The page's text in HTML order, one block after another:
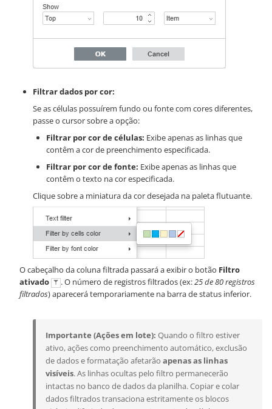
Filtrar dados por cor:
Se as células possuírem fundo ou fonte com cores diferentes,
passe o cursor sobre a opção:
Filtrar por cor de células: Exibe apenas as linhas que
contêm a cor de preenchimento especificada.
Filtrar por cor de fonte: Exibe apenas as linhas que
contêm o texto na cor especificada.
Clique sobre a miniatura da cor desejada na paleta flutuante.
O cabeçalho da coluna filtrada passará a exibir o botão Filtro
ativado
. O número de registros filtrados (ex:25 de 80 registros
filtrados) aparecerá temporariamente na barra de status inferior.
Importante (Ações em lote): Quando o filtro estiver
ativo, ações como preenchimento automático, exclusão
de dados e formatação afetarão apenas as linhas
visíveis. As linhas ocultas pelo filtro permanecerão
intactas no banco de dados da planilha. Copiar e colar
dados filtrados transaciona estritamente os blocos